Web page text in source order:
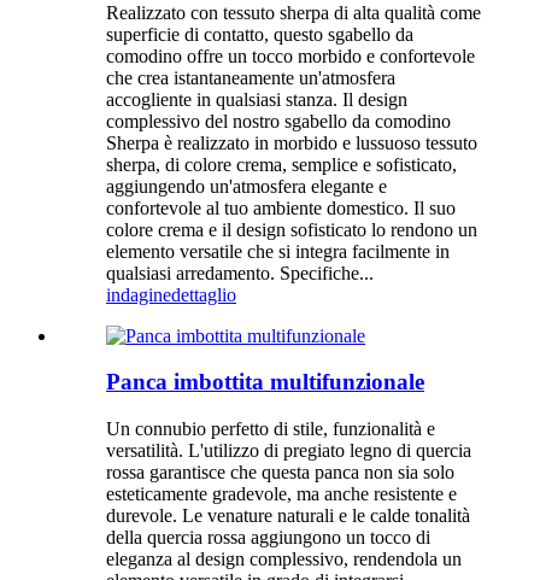
Realizzato con tessuto sherpa di alta qualità come
superficie di contatto, questo sgabello da
comodino offre un tocco morbido e confortevole
che crea istantaneamente un'atmosfera
accogliente in qualsiasi stanza. Il design
complessivo del nostro sgabello da comodino
Sherpa è realizzato in morbido e lussuoso tessuto
sherpa, di colore crema, semplice e sofisticato,
aggiungendo un'atmosfera elegante e
confortevole al tuo ambiente domestico. Il suo
colore crema e il design sofisticato lo rendono un
elemento versatile che si integra facilmente in
qualsiasi arredamento. Specifiche...
indaginedettaglio
Panca imbottita multifunzionale
Un connubio perfetto di stile, funzionalità e
versatilità. L'utilizzo di pregiato legno di quercia
rossa garantisce che questa panca non sia solo
esteticamente gradevole, ma anche resistente e
durevole. Le venature naturali e le calde tonalità
della quercia rossa aggiungono un tocco di
eleganza al design complessivo, rendendola un